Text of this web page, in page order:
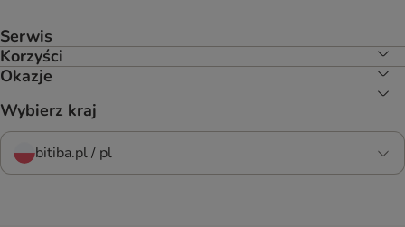
Serwis
Korzyści
Okazje
Wybierz kraj
bitiba.pl / pl